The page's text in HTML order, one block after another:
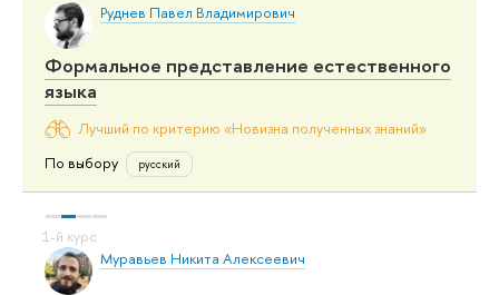
Руднев Павел Владимирович
Формальное представление естественного
языка
Лучший по критерию «Новизна полученных знаний»
По выбору
русский
Муравьев Никита Алексеевич